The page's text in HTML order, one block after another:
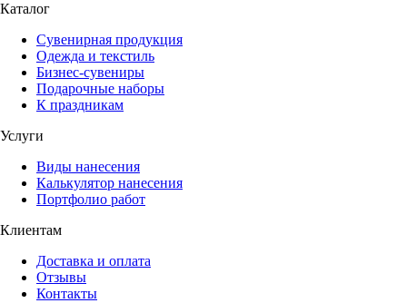
Каталог
Сувенирная продукция
Одежда и текстиль
Бизнес-сувениры
Подарочные наборы
К праздникам
Услуги
Виды нанесения
Калькулятор нанесения
Портфолио работ
Клиентам
Доставка и оплата
Отзывы
Контакты